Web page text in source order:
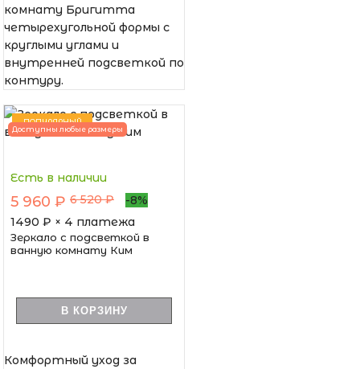
комнату Бригитта
четырехугольной формы с
круглыми углами и
внутренней подсветкой по
контуру.
ПОПУЛЯРНЫЙ
Доступны любые размеры
Есть в наличии
5 960 ₽ 6 520 ₽
-8%
1490 ₽ × 4 платежа
Зеркало с подсветкой в
ванную комнату Ким
В КОРЗИНУ
Комфортный уход за